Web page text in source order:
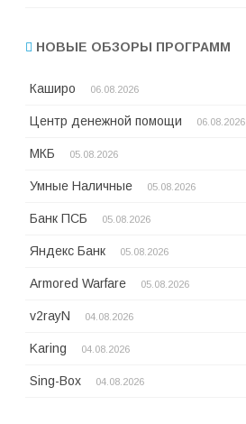
НОВЫЕ ОБЗОРЫ ПРОГРАММ
Каширо 06.08.2026
Центр денежной помощи 06.08.2026
МКБ 05.08.2026
Умные Наличные 05.08.2026
Банк ПСБ 05.08.2026
Яндекс Банк 05.08.2026
Armored Warfare 05.08.2026
v2rayN 04.08.2026
Karing 04.08.2026
Sing-Box 04.08.2026